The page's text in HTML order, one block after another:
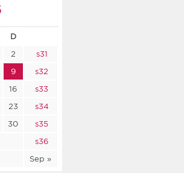
D
Sep »
2
s31
9
s32
16
s33
23
s34
30
s35
s36